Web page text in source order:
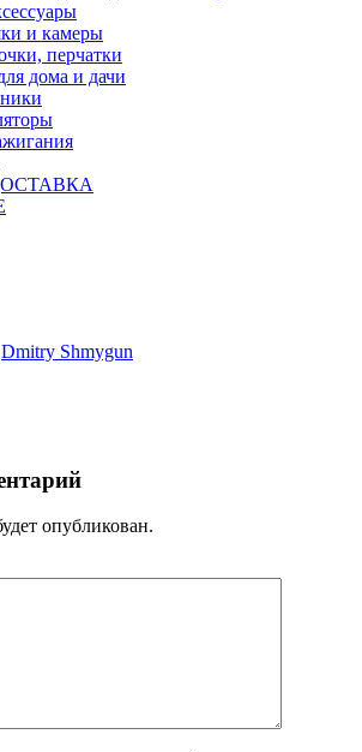
и камеры
перчатки
дома и дачи
Dmitry Shmygun
опубликован.